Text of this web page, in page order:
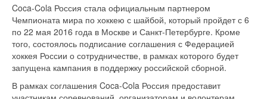
Coca-Cola Россия стала официальным партнером
Чемпионата мира по хоккею с шайбой, который пройдет с 6
по 22 мая 2016 года в Москве и Санкт-Петербурге. Кроме
того, состоялось подписание соглашения с Федерацией
хоккея России о сотрудничестве, в рамках которого будет
запущена кампания в поддержку российской сборной.
В рамках соглашения Coca-Cola Россия предоставит